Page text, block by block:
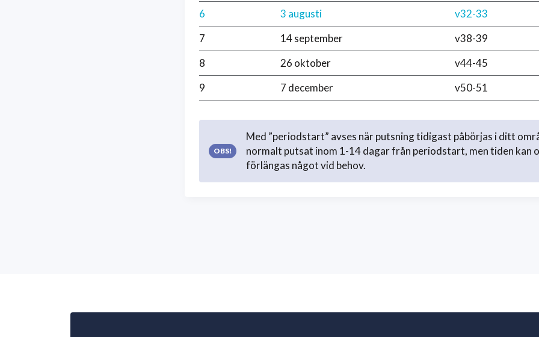
6
3 augusti
v32-33
7
14 september
v38-39
8
26 oktober
v44-45
9
7 december v50-51
Med ”periodstart” avses när putsning tidigast påbörjas i ditt
normalt putsat inom 1-14 dagar från periodstart, men tiden kan
förlängas något vid behov.